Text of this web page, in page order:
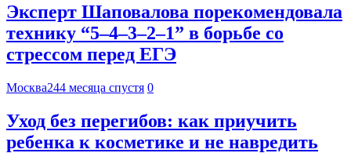
Эксперт Шаповалова порекомендовала
технику “5–4–3–2–1” в борьбе со
стрессом перед ЕГЭ
Москва244 месяца спустя 0
Уход без перегибов: как приучить
ребенка к косметике и не навредить